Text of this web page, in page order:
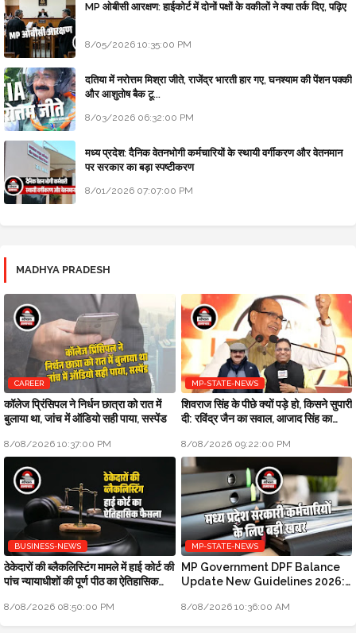
MP ओबीसी आरक्षण: हाईकोर्ट में दोनों पक्षों के वकीलों ने क्या तर्क दिए, पढ़िए
8/05/2026 10:35:00 PM
दतिया में नरोत्तम मिश्रा जीते, राजेंद्र भारती हार गए, घनश्याम की पेंशन पक्की
और आशुतोष बैक टू...
8/03/2026 06:32:00 PM
मध्य प्रदेश: दैनिक वेतनभोगी कर्मचारियों के स्थायी वर्गीकरण और वेतनमान
पर सरकार का बड़ा स्पष्टीकरण
8/01/2026 07:07:00 PM
MADHYA PRADESH
CAREER
कॉलेज प्रिंसिपल ने निर्धन छात्रा को रात में
बुलाया था, जांच में ऑडियो सही पाया, सस्पेंड
8/08/2026 10:37:00 PM
MP-STATE-NEWS
शिवराज सिंह के पीछे क्यों पड़े हो, किसने सुपारी
दी: रविंद्र जैन का सवाल, आजाद सिंह का
8/08/2026 09:22:00 PM
BUSINESS-NEWS
ठेकेदारों की ब्लैकलिस्टिंग मामले में हाई कोर्ट की
पांच न्यायाधीशों की पूर्ण पीठ का ऐतिहासिक
8/08/2026 08:50:00 PM
MP-STATE-NEWS
MP Government DPF Balance
Update New Guidelines 2026:
खबर
8/08/2026 10:36:00 AM